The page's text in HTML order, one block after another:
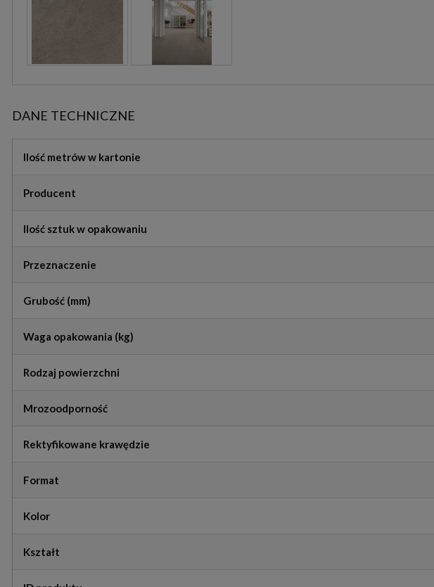
DANE TECHNICZNE
Ilość metrów w kartonie
Producent
Ilość sztuk w opakowaniu
Przeznaczenie
Grubość (mm)
Waga opakowania (kg)
Rodzaj powierzchni
Mrozoodporność
Rektyfikowane krawędzie
Format
Kolor
Kształt